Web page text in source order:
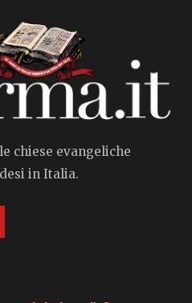
chiese evangeliche
in Italia.